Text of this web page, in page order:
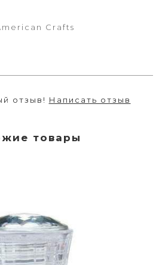
Crafts
отзыв! Написать отзыв
товары